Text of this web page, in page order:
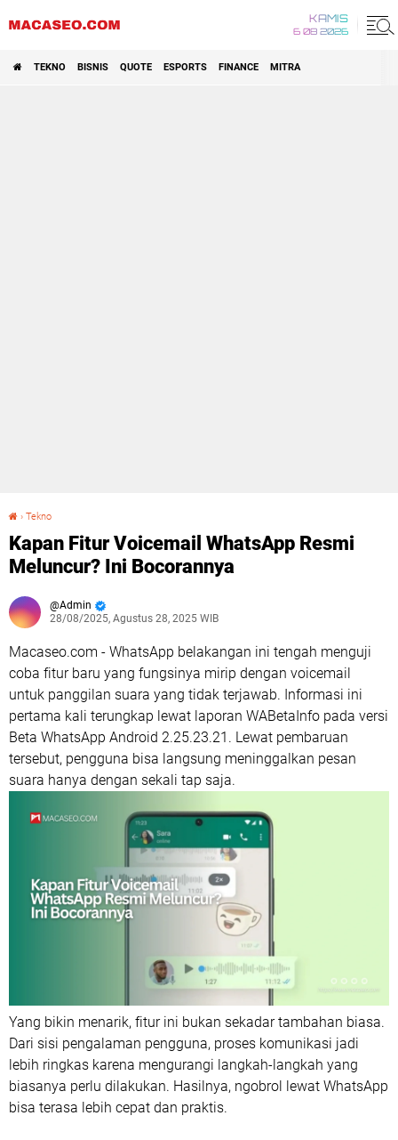
KAMIS
6 08 2026
TEKNO BISNIS QUOTE ESPORTS FINANCE MITRA
› Tekno
Kapan Fitur Voicemail WhatsApp Resmi
Meluncur? Ini Bocorannya
Admin
28/08/2025, Agustus 28, 2025 WIB
Macaseo.com - WhatsApp belakangan ini tengah menguji
coba fitur baru yang fungsinya mirip dengan voicemail
untuk panggilan suara yang tidak terjawab. Informasi ini
pertama kali terungkap lewat laporan WABetaInfo pada versi
Beta WhatsApp Android 2.25.23.21. Lewat pembaruan
tersebut, pengguna bisa langsung meninggalkan pesan
suara hanya dengan sekali tap saja.
Yang bikin menarik, fitur ini bukan sekadar tambahan biasa.
Dari sisi pengalaman pengguna, proses komunikasi jadi
lebih ringkas karena mengurangi langkah-langkah yang
biasanya perlu dilakukan. Hasilnya, ngobrol lewat WhatsApp
bisa terasa lebih cepat dan praktis.